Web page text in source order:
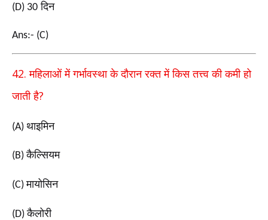
(D) 30 दिन
Ans:- (C)
42.महिलाओं में गर्भावस्था के दौरान रक्त में किस तत्त्व की कमी हो
जाती है?
(A) थाइमिन
(B)कैल्सियम
(C)मायोसिन
(D)कैलोरी